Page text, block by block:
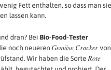
Fett enthalten, so dass man sie
lassen kann.
dran? Bei Bio-Food-Tester
noch neueren Gemüse Cracker von
Wir haben die Sorte Rote